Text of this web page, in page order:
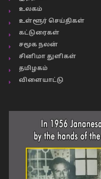
உலகம்
உள்ளூர் செய்திகள்
கட்டுரைகள்
சமூக நலன்
சினிமா துளிகள்
தமிழகம்
விளையாட்டு